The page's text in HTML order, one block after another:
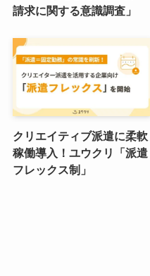
請求に関する意識調査」
クリエイティブ派遣に柔軟
稼働導入！ユウクリ「派遣
フレックス制」